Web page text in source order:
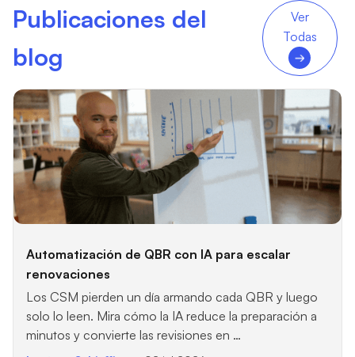
Publicaciones del
blog
Ver
Todas
Automatización de QBR con IA para escalar
renovaciones
Los CSM pierden un día armando cada QBR y luego
solo lo leen. Mira cómo la IA reduce la preparación a
minutos y convierte las revisiones en …